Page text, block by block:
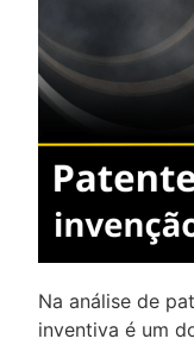
Na análise de
inventiva é um